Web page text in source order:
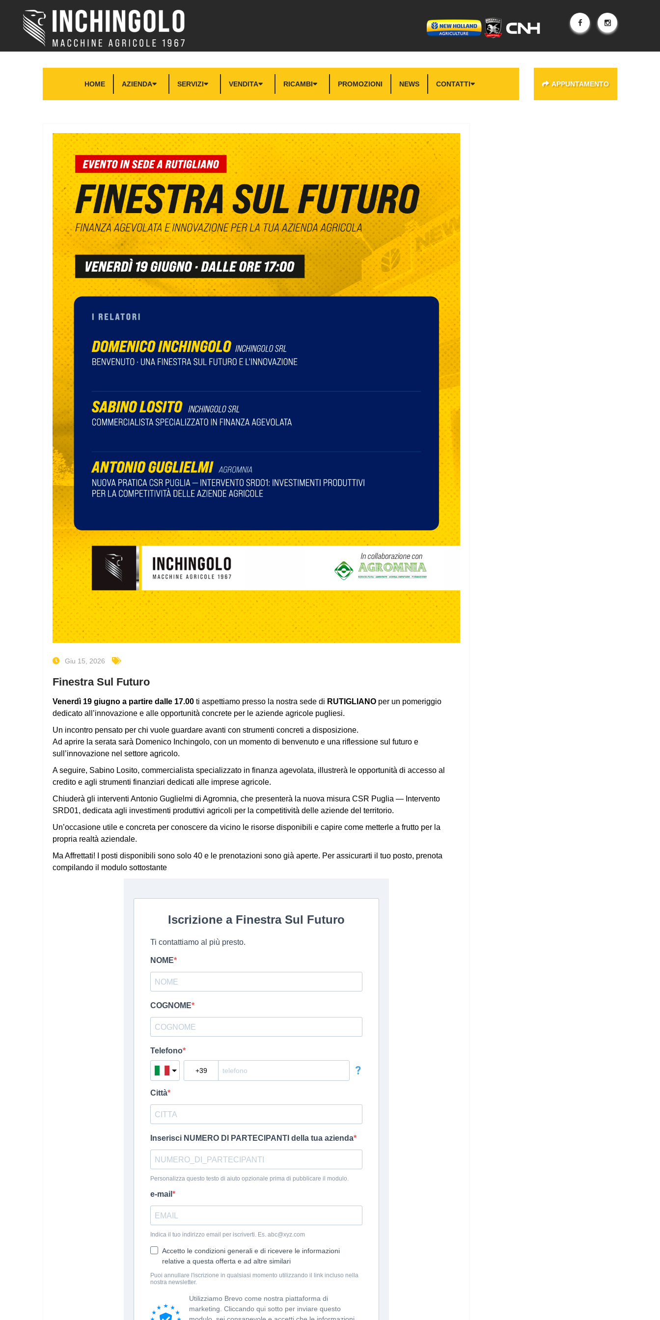
HOME AZIENDA SERVIZI VENDITA RICAMBI PROMOZIONI NEWS CONTATTI APPUNTAMENTO
Giu 15, 2026
Finestra Sul Futuro
Venerdì 19 giugno a partire dalle 17.00 ti aspettiamo presso la nostra sede di RUTIGLIANO per un pomeriggio
dedicato all’innovazione e alle opportunità concrete per le aziende agricole pugliesi.
Un incontro pensato per chi vuole guardare avanti con strumenti concreti a disposizione.
Ad aprire la serata sarà Domenico Inchingolo, con un momento di benvenuto e una riflessione sul futuro e
sull’innovazione nel settore agricolo.
A seguire, Sabino Losito, commercialista specializzato in finanza agevolata, illustrerà le opportunità di accesso al
credito e agli strumenti finanziari dedicati alle imprese agricole.
Chiuderà gli interventi Antonio Guglielmi di Agromnia, che presenterà la nuova misura CSR Puglia — Intervento
SRD01, dedicata agli investimenti produttivi agricoli per la competitività delle aziende del territorio.
Un’occasione utile e concreta per conoscere da vicino le risorse disponibili e capire come metterle a frutto per la
propria realtà aziendale.
Ma Affrettati! I posti disponibili sono solo 40 e le prenotazioni sono già aperte. Per assicurarti il tuo posto, prenota
compilando il modulo sottostante